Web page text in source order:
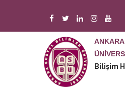
atla
Bilişim